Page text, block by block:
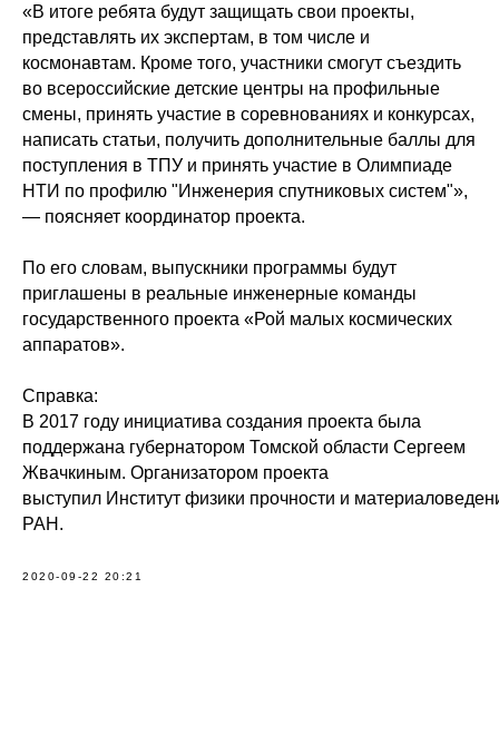
«В итоге ребята будут защищать свои проекты,
представлять их экспертам, в том числе и
космонавтам. Кроме того, участники смогут съездить
во всероссийские детские центры на профильные
смены, принять участие в соревнованиях и конкурсах,
написать статьи, получить дополнительные баллы для
поступления в ТПУ и принять участие в Олимпиаде
НТИ по профилю "Инженерия спутниковых систем"»,
— поясняет координатор проекта.
По его словам, выпускники программы будут
приглашены в реальные инженерные команды
государственного проекта «Рой малых космических
аппаратов».
Справка:
В 2017 году инициатива создания проекта была
поддержана губернатором Томской области Сергеем
Жвачкиным. Организатором проекта
выступил Институт физики прочности и
РАН.
2020-09-22 20:21